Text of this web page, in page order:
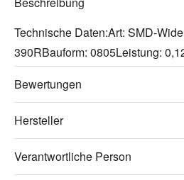
Technische Daten:Art: SMD-
390RBauform: 0805Leistung:
Bewertungen
Hersteller
Verantwortliche Person